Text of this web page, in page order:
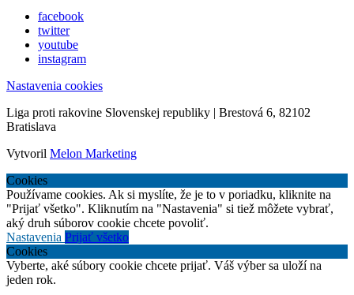
facebook
twitter
youtube
instagram
Nastavenia cookies
Liga proti rakovine Slovenskej republiky | Brestová 6, 82102
Bratislava
Vytvoril Melon Marketing
Cookies
Používame cookies. Ak si myslíte, že je to v poriadku, kliknite na
"Prijať všetko". Kliknutím na "Nastavenia" si tiež môžete vybrať,
aký druh súborov cookie chcete povoliť.
Nastavenia Prijať všetko
Cookies
Vyberte, aké súbory cookie chcete prijať. Váš výber sa uloží na
jeden rok.